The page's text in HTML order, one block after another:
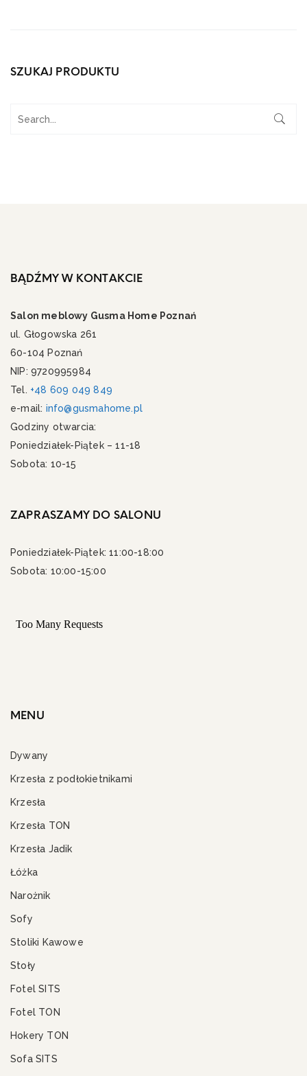
SZUKAJ PRODUKTU
BĄDŹMY W KONTAKCIE
Salon meblowy Gusma Home Poznań
ul. Głogowska 261
60-104 Poznań
NIP: 9720995984
Tel. +48 609 049 849
e-mail: info@gusmahome.pl
Godziny otwarcia:
Poniedziałek-Piątek – 11-18
Sobota: 10-15
ZAPRASZAMY DO SALONU
Poniedziałek-Piątek: 11:00-18:00
Sobota: 10:00-15:00
MENU
Dywany
Krzesła z podłokietnikami
Krzesła
Krzesła TON
Krzesła Jadik
Łóżka
Narożnik
Sofy
Stoliki Kawowe
Stoły
Fotel SITS
Fotel TON
Hokery TON
Sofa SITS